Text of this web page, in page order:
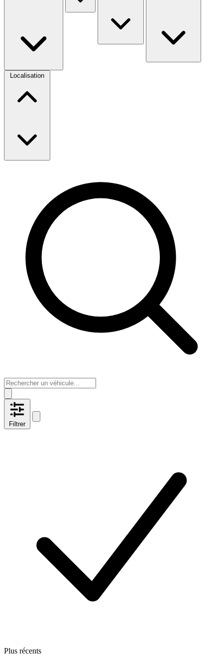
Localisation
Filtrer
Plus récents